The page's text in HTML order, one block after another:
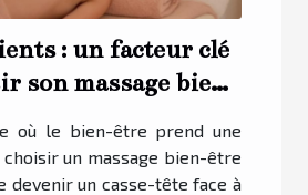
: un facteur clé
son massage bien-
où le bien-être prend une
un massage bien-être
devenir un casse-tête face à